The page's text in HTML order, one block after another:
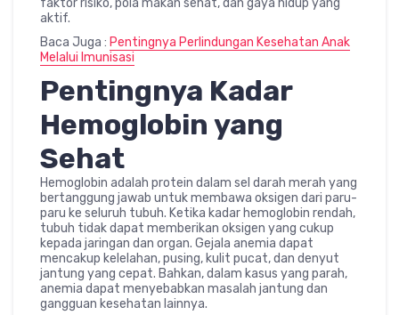
faktor risiko, pola makan sehat, dan gaya hidup yang
aktif.
Baca Juga : Pentingnya Perlindungan Kesehatan Anak
Melalui Imunisasi
Pentingnya Kadar
Hemoglobin yang
Sehat
Hemoglobin adalah protein dalam sel darah merah yang
bertanggung jawab untuk membawa oksigen dari paru-
paru ke seluruh tubuh. Ketika kadar hemoglobin rendah,
tubuh tidak dapat memberikan oksigen yang cukup
kepada jaringan dan organ. Gejala anemia dapat
mencakup kelelahan, pusing, kulit pucat, dan denyut
jantung yang cepat. Bahkan, dalam kasus yang parah,
anemia dapat menyebabkan masalah jantung dan
gangguan kesehatan lainnya.